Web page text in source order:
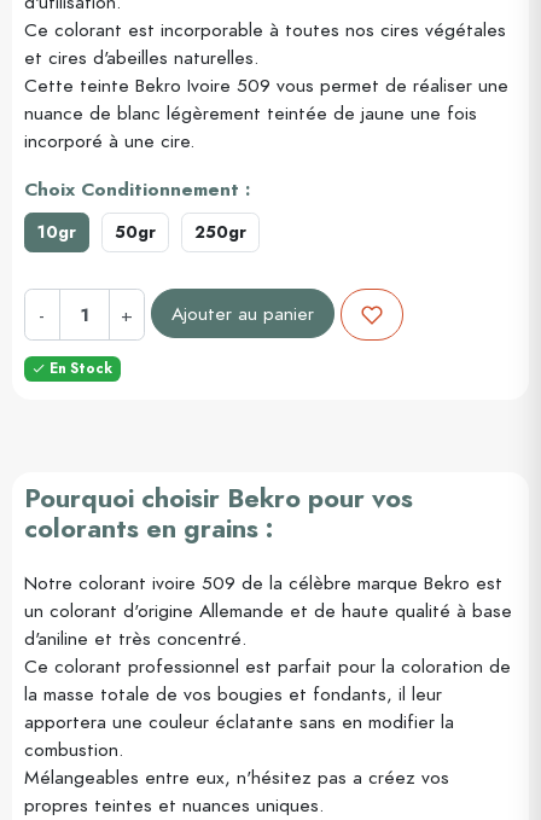
Ce colorant est incorporable à toutes nos cires végétales
et cires d'abeilles naturelles.
Cette teinte Bekro Ivoire 509 vous permet de réaliser une
nuance de blanc légèrement teintée de jaune une fois
incorporé à une cire.
Choix Conditionnement :
10gr 50gr 250gr
- + Ajouter au panier
 En Stock
Pourquoi choisir Bekro pour vos
colorants en grains :
Notre colorant ivoire 509 de la célèbre marque Bekro est
un colorant d'origine Allemande et de haute qualité à base
d'aniline et très concentré.
Ce colorant professionnel est parfait pour la coloration de
la masse totale de vos bougies et fondants, il leur
apportera une couleur éclatante sans en modifier la
combustion.
Mélangeables entre eux, n'hésitez pas a créez vos
propres teintes et nuances uniques.